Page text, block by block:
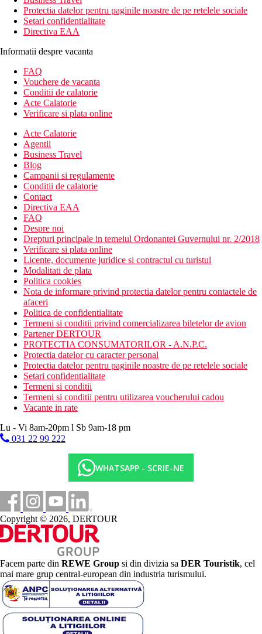
Protectia datelor pentru paginile noastre de pe retelele sociale
Setari confidentialitate
Directiva EAA
Informatii despre vacanta
FAQ
Vouchere de vacanta
Conditii de calatorie
Acte Calatorie
Verificare si plata online
Acte Calatorie
Agentii
Business Travel
Blog
Campanii si regulamente
Conditii de calatorie
Contact
Directiva EAA
FAQ
Despre noi
Drepturi principale in temeiul Ordonantei Guvernului nr. 2/2018
Verificare si plata online
Licente, documente juridice si contractul cu turistul
Modalitati de plata
Politica cookies
Nota de informare privind protectia datelor pentru contactele de
afaceri
Politica de confidentialitate
Termeni si conditii privind comercializarea biletelor de avion
Partener DERTOUR
PROTECTIA CONSUMATORILOR - A.N.P.C.
Protectia datelor cu caracter personal
Protectia datelor pentru paginile noastre de pe retelele sociale
Setari confidentialitate
Termeni si conditii
Termeni si conditii pentru utilizarea voucherului cadou
Vacante in rate
Lu - Vi 8am-20pm l Sb 9am-18 pm
031 22 99 222
WHATSAPP - SCRIE-NE
Copyright © 2026, DERTOUR
Facem parte din REWE Group si din divizia sa DER Touristik, cel
mai mare grup central-european din industria turismului.